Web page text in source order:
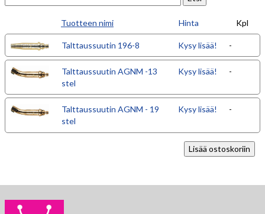
Tuotteen nimi Hinta Kpl
Talttaussuutin 196-8 Kysy lisää! -
Talttaussuutin AGNM -13
stel
Kysy lisää! -
Talttaussuutin AGNM - 19
stel
Kysy lisää! -